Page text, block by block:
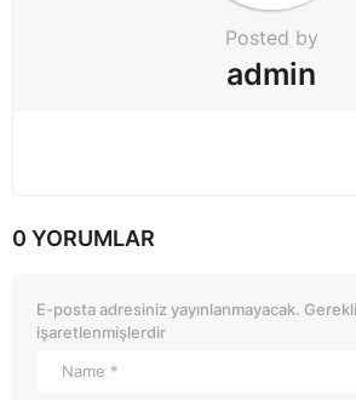
Posted by
admin
0 YORUMLAR
E-posta adresiniz yayınlanmayacak.
işaretlenmişlerdir